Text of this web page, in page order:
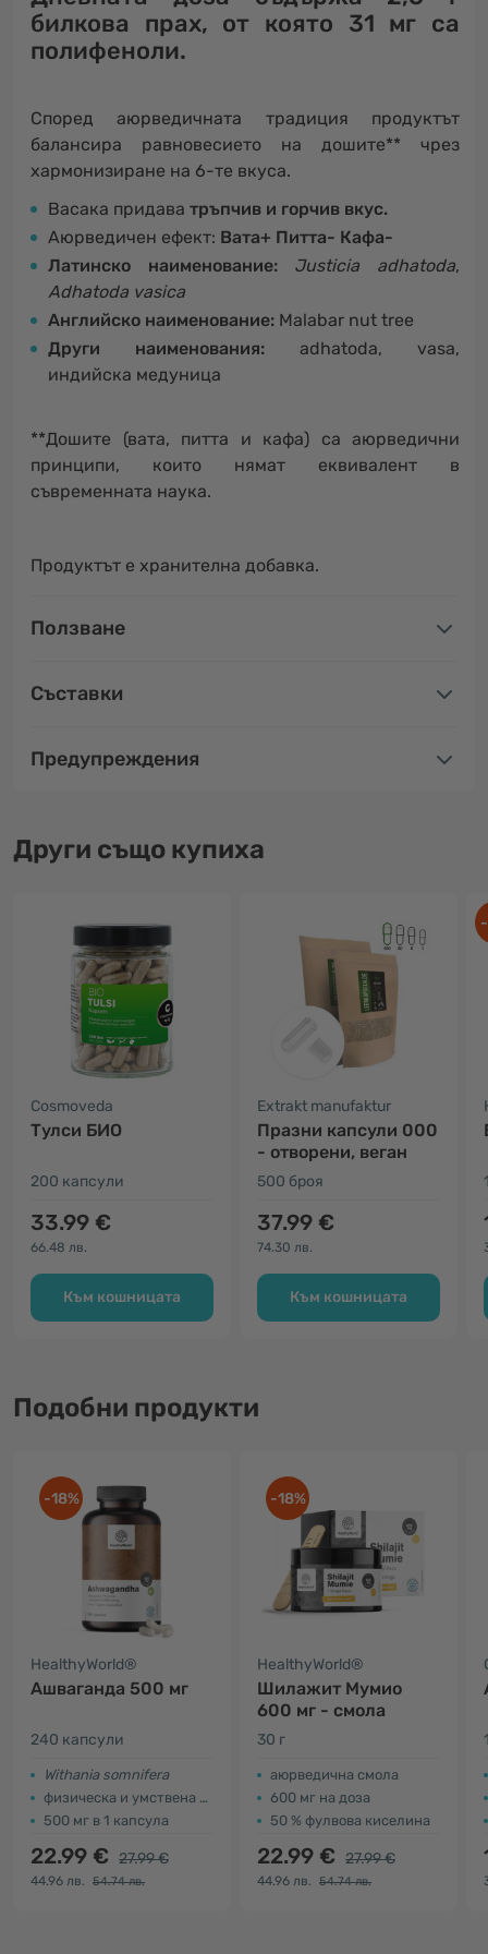
билкова прах, от която 31 мг са
полифеноли.
Според аюрведичната традиция продуктът
балансира равновесието на дошите** чрез
хармонизиране на 6-те вкуса.
Васака придава тръпчив и горчив вкус.
Аюрведичен ефект: Вата+ Питта- Кафа-
Латинско наименование:
Justicia adhatoda,
Adhatoda vasica
Английско наименование: Malabar nut tree
Други наименования: adhatoda, vasa,
индийска медуница
**Дошите (вата, питта и кафа) са аюрведични
принципи, които нямат еквивалент в
съвременната наука.
Продуктът е хранителна добавка.
Ползване
Съставки
Предупреждения
Други също купиха
Cosmoveda
Тулси БИО
200 капсули
33.99 €
66.48 лв.
Към кошницата
Extrakt manufaktur
Празни капсули 000
- отворени, веган
500 броя
37.99 €
74.30 лв.
Към кошницата
Подобни продукти
-18%
HealthyWorld®
Ашваганда 500 мг
240 капсули
Withania somnifera
физическа и умствена издръжливост
500 мг в 1 капсула
22.99 € 27.99 €
44.96 лв. 54.74 лв.
-18%
HealthyWorld®
Шилажит Мумио
600 мг - смола
30 г
аюрведична смола
600 мг на доза
50 % фулвова киселина
22.99 € 27.99 €
44.96 лв. 54.74 лв.